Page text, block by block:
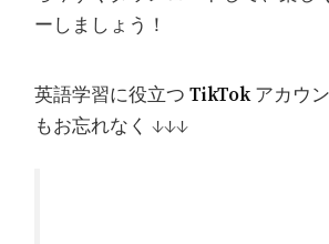
ーしましょう！
英語学習に役立つTikTokアカウ
もお忘れなく ↓↓↓